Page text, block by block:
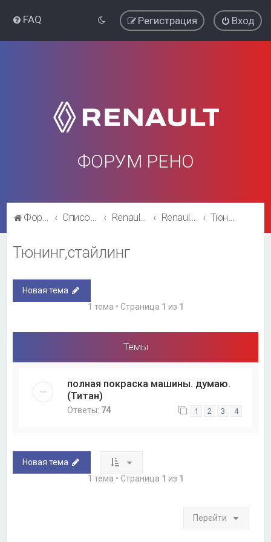
FAQ Вход
Регистрация
ФОРУМ РЕНО
Форум Рено Список форумов Renault Megane Renault Megane Тюнинг,стайлинг
Тюнинг,стайлинг
Новая тема
1 тема • Страница 1 из 1
Темы
полная покраска машины. думаю.
(Титан)
Ответы: 74 1 2 3 4
Новая тема
1 тема • Страница 1 из 1
Перейти